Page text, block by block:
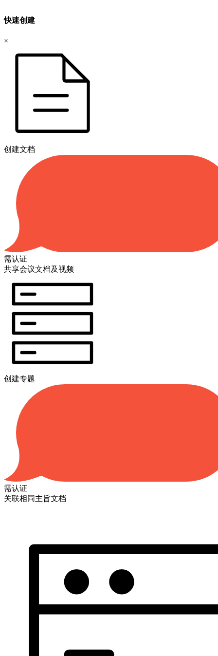
快速创建
×
创建文档
需认证
共享会议文档及视频
创建专题
需认证
关联相同主旨文档